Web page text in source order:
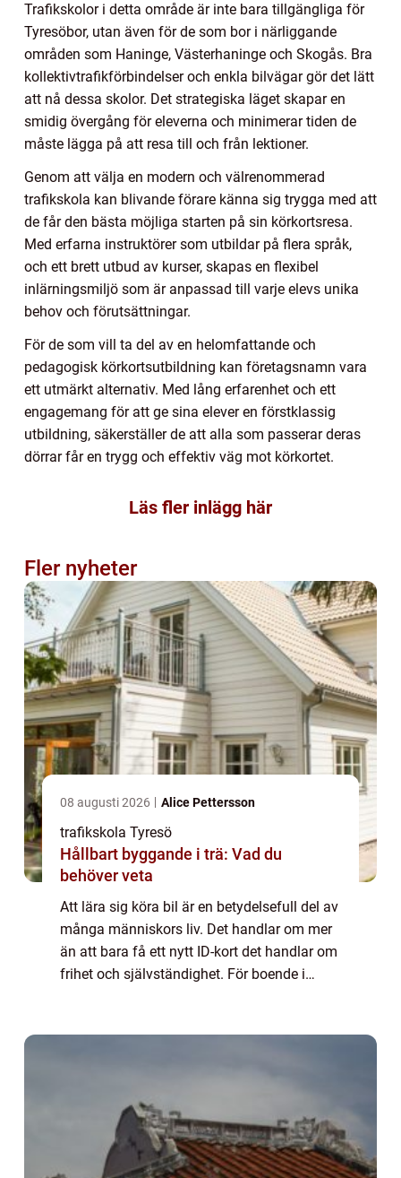
Trafikskolor i detta område är inte bara tillgängliga för
Tyresöbor, utan även för de som bor i närliggande
områden som Haninge, Västerhaninge och Skogås. Bra
kollektivtrafikförbindelser och enkla bilvägar gör det lätt
att nå dessa skolor. Det strategiska läget skapar en
smidig övergång för eleverna och minimerar tiden de
måste lägga på att resa till och från lektioner.
Genom att välja en modern och välrenommerad
trafikskola kan blivande förare känna sig trygga med att
de får den bästa möjliga starten på sin körkortsresa.
Med erfarna instruktörer som utbildar på flera språk,
och ett brett utbud av kurser, skapas en flexibel
inlärningsmiljö som är anpassad till varje elevs unika
behov och förutsättningar.
För de som vill ta del av en helomfattande och
pedagogisk körkortsutbildning kan företagsnamn vara
ett utmärkt alternativ. Med lång erfarenhet och ett
engagemang för att ge sina elever en förstklassig
utbildning, säkerställer de att alla som passerar deras
dörrar får en trygg och effektiv väg mot körkortet.
Läs fler inlägg här
Fler nyheter
08 augusti 2026 Alice Pettersson
trafikskola Tyresö
Hållbart byggande i trä: Vad du
behöver veta
Att lära sig köra bil är en betydelsefull del av
många människors liv. Det handlar om mer
än att bara få ett nytt ID-kort det handlar om
frihet och självständighet. För boende i